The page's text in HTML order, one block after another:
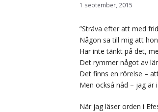
1 september, 2015
”Sträva efter att med
Någon sa till mig att
Har inte tänkt på det,
Det rymmer något av
Det finns en rörelse –
Men också nåd – jag är
När jag läser orden i